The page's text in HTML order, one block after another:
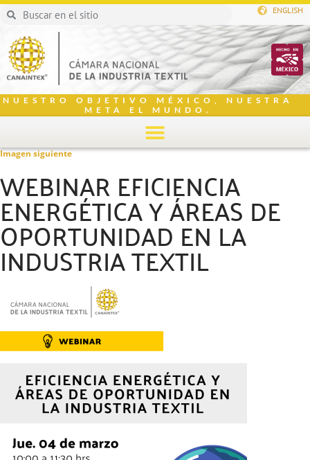
ENGLISH
NUESTRO OBJETIVO MÉXICO, NUESTRA
META EL MUNDO.
Imagen siguiente
WEBINAR EFICIENCIA
ENERGÉTICA Y ÁREAS DE
OPORTUNIDAD EN LA
INDUSTRIA TEXTIL